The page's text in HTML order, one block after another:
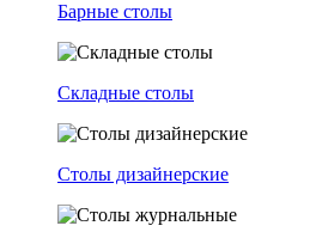
Барные столы
Складные столы
Столы дизайнерские